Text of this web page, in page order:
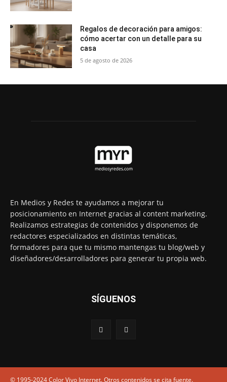
Regalos de decoración para amigos:
cómo acertar con un detalle para su
casa
5 de agosto de 2026
En Medios y Redes te ayudamos a mejorar tu
posicionamiento en Internet gracias al content marketing.
Realizamos estrategias de contenidos y disponemos de
redactores especializados en distintas temáticas,
formadores para que tu mismo mantengas tu blog/web y
diseñadores/desarrolladores para generar tu propia web.
SÍGUENOS
© 1995-2024 Color Vivo Internet. Otros contenidos se cita fuente.